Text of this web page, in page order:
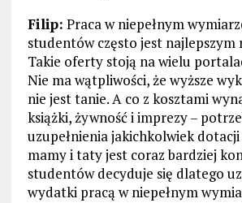
Filip: Praca w niepełnym
studentów często jest najlepszym
Takie oferty stoją na wielu
Nie ma wątpliwości, że wyższe
nie jest tanie. A co z kosztami
książki, żywność i imprezy –
uzupełnienia jakichkolwiek
mamy i taty jest coraz bardziej
studentów decyduje się dlatego
wydatki pracą w niepełnym